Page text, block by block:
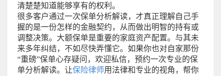
清楚楚知道能够享有的权利。
很多客户通过一次保单分析解读，才真正理解自己手
握的是一份怎样的金融契约，从而做出明智的持有或
调整决策。大额保单是重要的家庭资产配置。与其未
来多年纠结，不如尽快弄懂它。如果你也对自家那份
“重磅”保单心存疑问，欢迎私信，预约一次专业的保
单分析解读。让保险律师用法律和专业的视角，帮你